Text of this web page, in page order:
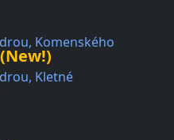
Komenského
(New!)
Kletné